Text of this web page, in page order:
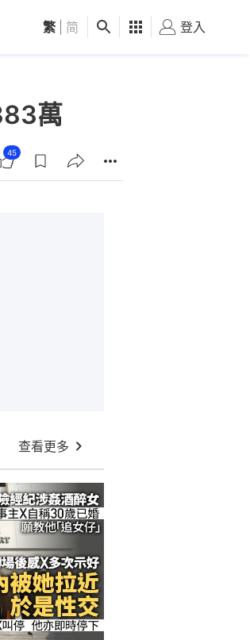
圳 觀點 健康 好食玩飛
繁 简 登入
萬
45
查看更多